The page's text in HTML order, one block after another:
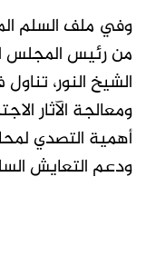
وفي ملف السلم
من رئيس المجلس
الشيخ النور،
ومعالجة الآثار
أهمية التصدي
ودعم التعايش